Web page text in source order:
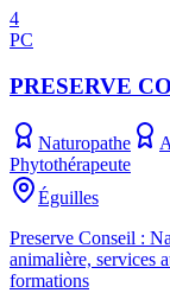
4
PC
PRESERVE
Naturopathe
Phytothérapeute
Éguilles
Preserve Conseil :
animalière, services
formations